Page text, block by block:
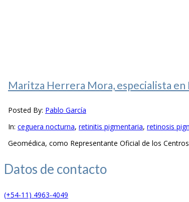
Maritza Herrera Mora, especialista
Posted By: Pablo García
In: ceguera nocturna, retinitis pigmentaria, retinosis
Geomédica, como Representante Oficial de los
Datos de contacto
(+54-11) 4963-4049